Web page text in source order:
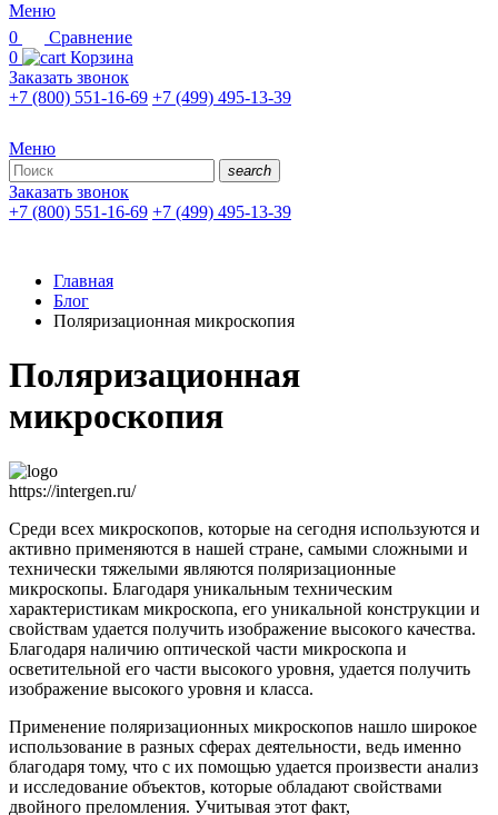
Меню
0
Сравнение
0
Корзина
Заказать звонок
+7 (800) 551-16-69 +7 (499) 495-13-39
Меню
search
Заказать звонок
+7 (800) 551-16-69 +7 (499) 495-13-39
Главная
Блог
Поляризационная микроскопия
Поляризационная
микроскопия
https://intergen.ru/
Среди всех микроскопов, которые на сегодня используются и
активно применяются в нашей стране, самыми сложными и
технически тяжелыми являются поляризационные
микроскопы. Благодаря уникальным техническим
характеристикам микроскопа, его уникальной конструкции и
свойствам удается получить изображение высокого качества.
Благодаря наличию оптической части микроскопа и
осветительной его части высокого уровня, удается получить
изображение высокого уровня и класса.
Применение поляризационных микроскопов нашло широкое
использование в разных сферах деятельности, ведь именно
благодаря тому, что с их помощью удается произвести анализ
и исследование объектов, которые обладают свойствами
двойного преломления. Учитывая этот факт,